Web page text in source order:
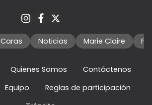
Caras Noticias Marie Claire
Quienes Somos
Contáctenos
Equipo
Reglas de participación